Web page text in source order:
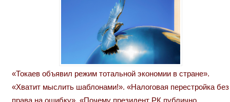
«Токаев объявил режим тотальной экономии в стране».
«Хватит мыслить шаблонами!». «Налоговая перестройка без
права на ошибку». «Почему президент РК публично